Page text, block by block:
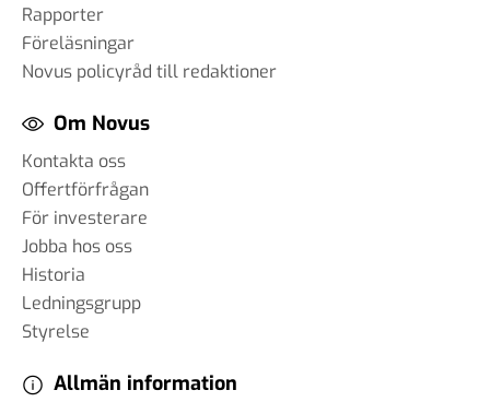
Rapporter
Föreläsningar
Novus policyråd till redaktioner
Om Novus
Kontakta oss
Offertförfrågan
För investerare
Jobba hos oss
Historia
Ledningsgrupp
Styrelse
Allmän information